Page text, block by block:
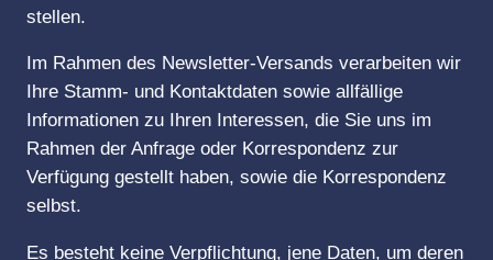
stellen.
Im Rahmen des Newsletter-Versands verarbeiten wir
Ihre Stamm- und Kontaktdaten sowie allfällige
Informationen zu Ihren Interessen, die Sie uns im
Rahmen der Anfrage oder Korrespondenz zur
Verfügung gestellt haben, sowie die Korrespondenz
selbst.
Es besteht keine Verpflichtung, jene Daten, um deren